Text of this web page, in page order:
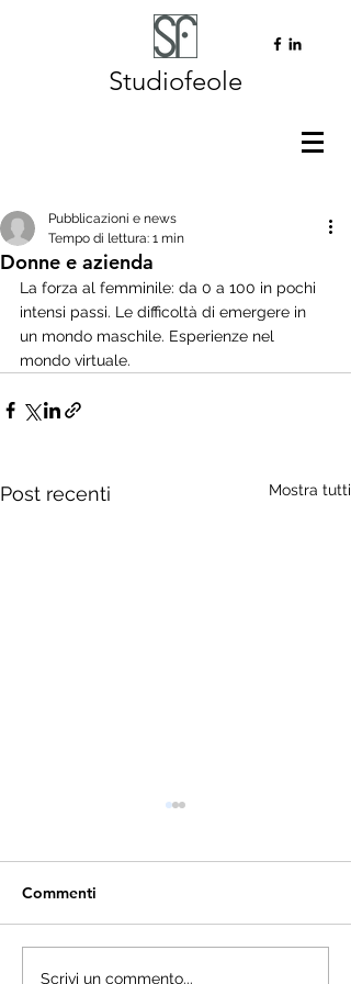
Studiofeole
Donne e azienda
Pubblicazioni e news
Tempo di lettura: 1 min
La forza al femminile: da 0 a 100 in pochi
intensi passi. Le difficoltà di emergere in
un mondo maschile. Esperienze nel
mondo virtuale.
Post recenti Mostra tutti
Commenti
Scrivi un commento...